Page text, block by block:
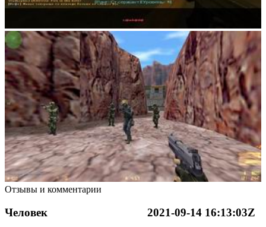
Отзывы и комментарии
Человек 2021-09-14 16:13:03Z